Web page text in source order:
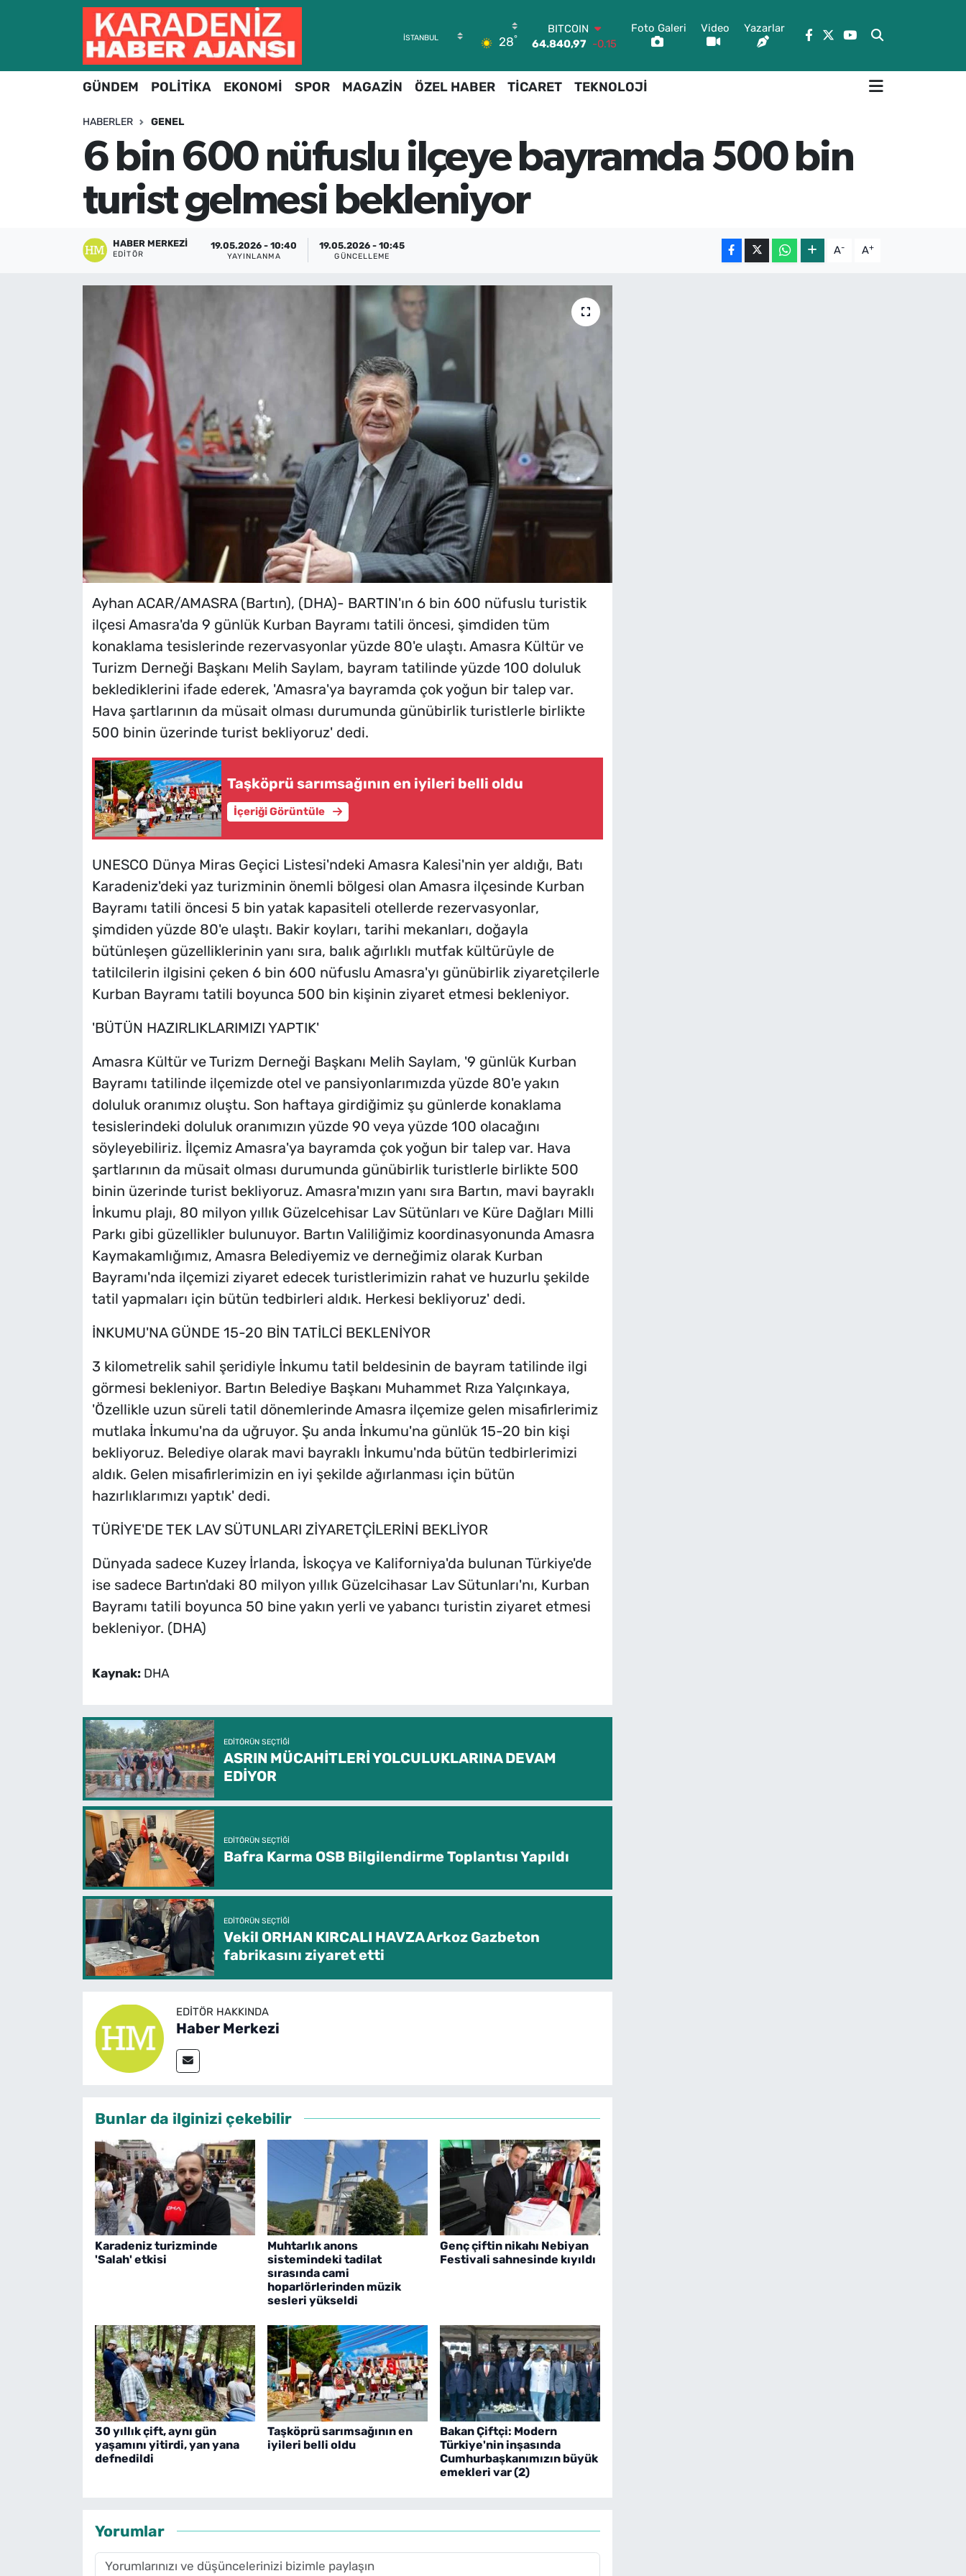
28°
DOLAR
47,7436
0.18
STERLİN
BİST100
13.779 -14
Foto Galeri Video Yazarlar
GÜNDEM POLİTİKA EKONOMİ SPOR MAGAZİN ÖZEL HABER TİCARET TEKNOLOJİ
HABERLER GENEL
6 bin 600 nüfuslu ilçeye bayramda 500 bin
turist gelmesi bekleniyor
HABER MERKEZI
EDITÖR
19.05.2026 - 10:40
YAYINLANMA
19.05.2026 - 10:45
GÜNCELLEME A- A+
Ayhan ACAR/AMASRA (Bartın), (DHA)- BARTIN'ın 6 bin 600 nüfuslu turistik
ilçesi Amasra'da 9 günlük Kurban Bayramı tatili öncesi, şimdiden tüm
konaklama tesislerinde rezervasyonlar yüzde 80'e ulaştı. Amasra Kültür ve
Turizm Derneği Başkanı Melih Saylam, bayram tatilinde yüzde 100 doluluk
beklediklerini ifade ederek, 'Amasra'ya bayramda çok yoğun bir talep var.
Hava şartlarının da müsait olması durumunda günübirlik turistlerle birlikte
500 binin üzerinde turist bekliyoruz' dedi.
Taşköprü sarımsağının en iyileri belli oldu
İçeriği Görüntüle
UNESCO Dünya Miras Geçici Listesi'ndeki Amasra Kalesi'nin yer aldığı, Batı
Karadeniz'deki yaz turizminin önemli bölgesi olan Amasra ilçesinde Kurban
Bayramı tatili öncesi 5 bin yatak kapasiteli otellerde rezervasyonlar,
şimdiden yüzde 80'e ulaştı. Bakir koyları, tarihi mekanları, doğayla
bütünleşen güzelliklerinin yanı sıra, balık ağırlıklı mutfak kültürüyle de
tatilcilerin ilgisini çeken 6 bin 600 nüfuslu Amasra'yı günübirlik ziyaretçilerle
Kurban Bayramı tatili boyunca 500 bin kişinin ziyaret etmesi bekleniyor.
'BÜTÜN HAZIRLIKLARIMIZI YAPTIK'
Amasra Kültür ve Turizm Derneği Başkanı Melih Saylam, '9 günlük Kurban
Bayramı tatilinde ilçemizde otel ve pansiyonlarımızda yüzde 80'e yakın
doluluk oranımız oluştu. Son haftaya girdiğimiz şu günlerde konaklama
tesislerindeki doluluk oranımızın yüzde 90 veya yüzde 100 olacağını
söyleyebiliriz. İlçemiz Amasra'ya bayramda çok yoğun bir talep var. Hava
şartlarının da müsait olması durumunda günübirlik turistlerle birlikte 500
binin üzerinde turist bekliyoruz. Amasra'mızın yanı sıra Bartın, mavi bayraklı
İnkumu plajı, 80 milyon yıllık Güzelcehisar Lav Sütünları ve Küre Dağları Milli
Parkı gibi güzellikler bulunuyor. Bartın Valiliğimiz koordinasyonunda Amasra
Kaymakamlığımız, Amasra Belediyemiz ve derneğimiz olarak Kurban
Bayramı'nda ilçemizi ziyaret edecek turistlerimizin rahat ve huzurlu şekilde
tatil yapmaları için bütün tedbirleri aldık. Herkesi bekliyoruz' dedi.
İNKUMU'NA GÜNDE 15-20 BİN TATİLCİ BEKLENİYOR
3 kilometrelik sahil şeridiyle İnkumu tatil beldesinin de bayram tatilinde ilgi
görmesi bekleniyor. Bartın Belediye Başkanı Muhammet Rıza Yalçınkaya,
'Özellikle uzun süreli tatil dönemlerinde Amasra ilçemize gelen misafirlerimiz
mutlaka İnkumu'na da uğruyor. Şu anda İnkumu'na günlük 15-20 bin kişi
bekliyoruz. Belediye olarak mavi bayraklı İnkumu'nda bütün tedbirlerimizi
aldık. Gelen misafirlerimizin en iyi şekilde ağırlanması için bütün
hazırlıklarımızı yaptık' dedi.
TÜRİYE'DE TEK LAV SÜTUNLARI ZİYARETÇİLERİNİ BEKLİYOR
Dünyada sadece Kuzey İrlanda, İskoçya ve Kaliforniya'da bulunan Türkiye'de
ise sadece Bartın'daki 80 milyon yıllık Güzelcihasar Lav Sütunları'nı, Kurban
Bayramı tatili boyunca 50 bine yakın yerli ve yabancı turistin ziyaret etmesi
bekleniyor. (DHA)
Kaynak: DHA
EDITÖRÜN SEÇTIĞI
ASRIN MÜCAHİTLERİ YOLCULUKLARINA DEVAM
EDİYOR
EDITÖRÜN SEÇTIĞI
Bafra Karma OSB Bilgilendirme Toplantısı Yapıldı
EDITÖRÜN SEÇTIĞI
Vekil ORHAN KIRCALI HAVZA Arkoz Gazbeton
fabrikasını ziyaret etti
EDITÖR HAKKINDA
Haber Merkezi
Bunlar da ilginizi çekebilir
Karadeniz turizminde
'Salah' etkisi
Muhtarlık anons
sistemindeki tadilat
sırasında cami
hoparlörlerinden müzik
sesleri yükseldi
Genç çiftin nikahı Nebiyan
Festivali sahnesinde kıyıldı
30 yıllık çift, aynı gün
yaşamını yitirdi, yan yana
defnedildi
Taşköprü sarımsağının en
iyileri belli oldu
Bakan Çiftçi: Modern
Türkiye'nin inşasında
Cumhurbaşkanımızın büyük
emekleri var (2)
Yorumlar
Hava Durumu
Trafik Durumu
Süper Lig Puan Durumu ve Fikstür
Tüm Manşetler
Son Dakika Haberleri
Haber Arşivi